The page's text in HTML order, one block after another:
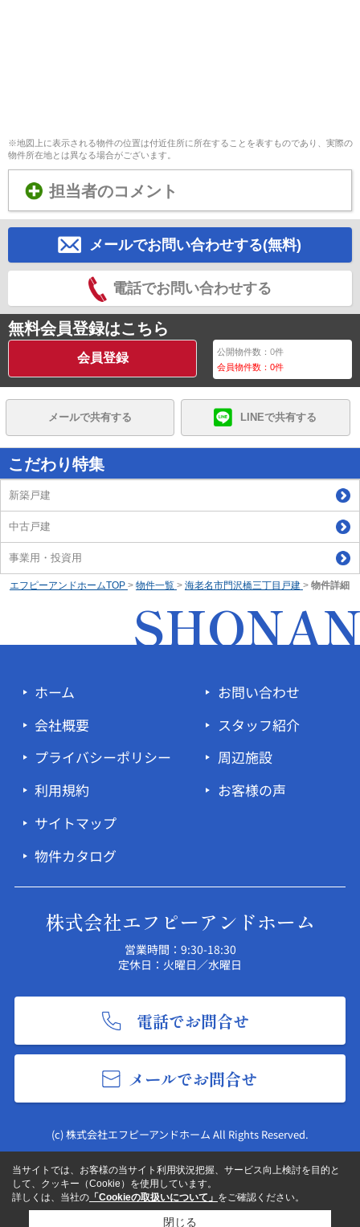
※地図上に表示される物件の位置は付近住所に所在することを表すものであり、実際の
物件所在地とは異なる場合がございます。
担当者のコメント
メールでお問い合わせする(無料)
電話でお問い合わせする
無料会員登録はこちら
会員登録 公開物件数：0件
会員物件数：0件
メールで共有する LINEで共有する
こだわり特集
新築戸建
中古戸建
事業用・投資用
エフピーアンドホームTOP > 物件一覧 > 海老名市門沢橋三丁目戸建 > 物件詳細
ホーム
会社概要
プライバシーポリシー
利用規約
サイトマップ
物件カタログ
お問い合わせ
スタッフ紹介
周辺施設
お客様の声
株式会社エフピーアンドホーム
営業時間：9:30-18:30
定休日：火曜日／水曜日
電話でお問合せ
メールでお問合せ
(c) 株式会社エフピーアンドホーム All Rights Reserved.
当サイトでは、お客様の当サイト利用状況把握、サービス向上検討を目的と
して、クッキー（Cookie）を使用しています。
詳しくは、当社の 「Cookieの取扱いについて」 をご確認ください。
閉じる